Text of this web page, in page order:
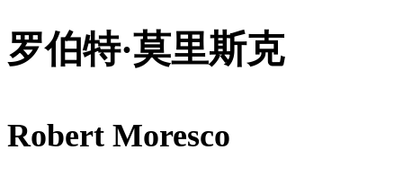
罗伯特·莫里斯克
Robert Moresco